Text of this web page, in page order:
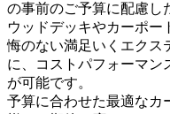
の事前のご予算に配慮し
ウッドデッキやカーポー
悔のない満足いくエクス
に、コストパフォーマン
が可能です。
予算に合わせた最適なカ